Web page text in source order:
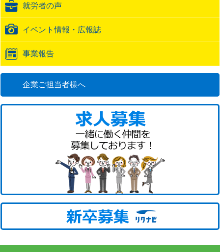
URL就労者の声
イベント情報・広報誌
事業報告
企業ご担当者様へ